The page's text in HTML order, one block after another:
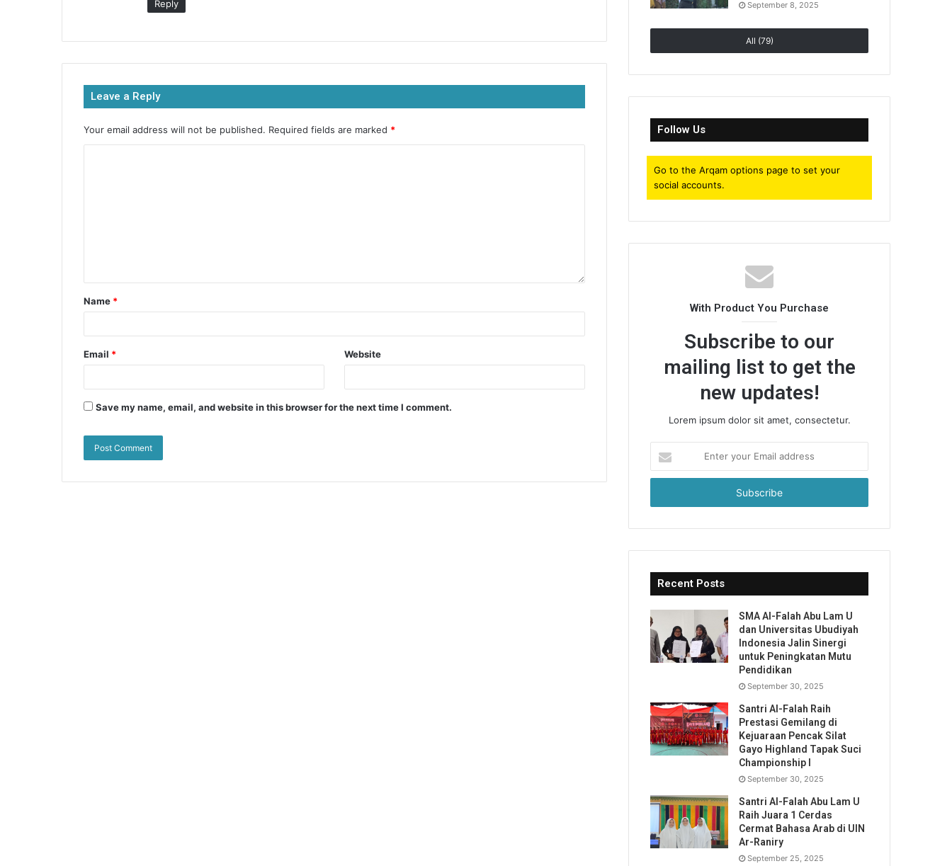
Reply
Leave a Reply
Your email address will not be published. Required fields are marked *
Name *
Email * Website
Save my name, email, and website in this browser for the next time I comment.
September 8, 2025
All (79)
Follow Us
Go to the Arqam options page to set your
social accounts.
With Product You Purchase
Subscribe to our
mailing list to get the
new updates!
Lorem ipsum dolor sit amet, consectetur.
your
Email
Recent Posts
SMA Al-Falah Abu Lam U
dan Universitas Ubudiyah
Indonesia Jalin Sinergi
untuk Peningkatan Mutu
Pendidikan
September 30, 2025
Santri Al-Falah Raih
Prestasi Gemilang di
Kejuaraan Pencak Silat
Gayo Highland Tapak Suci
Championship I
September 30, 2025
Santri Al-Falah Abu Lam U
Raih Juara 1 Cerdas
Cermat Bahasa Arab di UIN
Ar-Raniry
September 25, 2025